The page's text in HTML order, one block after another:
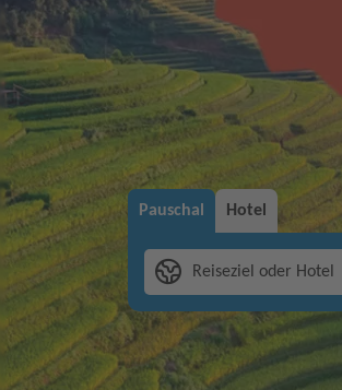
Pauschal Hotel
Reiseziel oder Hotel